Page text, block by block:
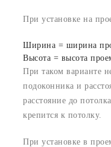
При установке на
Ширина = ширина
Высота = высота
При таком варианте
подоконника и
расстояние до
крепится к потолку.
При установке в